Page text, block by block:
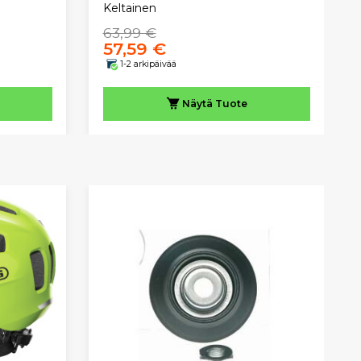
Keltainen
63,99 €
57,59 €
1-2 arkipäivää
Näytä Tuote